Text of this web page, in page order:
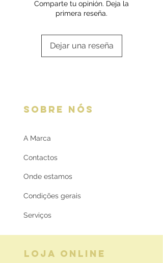
Comparte tu opinión. Deja la
primera reseña.
Dejar una reseña
SOBRE NÓS
A Marca
Contactos
Onde estamos
Condições gerais
Serviços
LOJA ONLINE